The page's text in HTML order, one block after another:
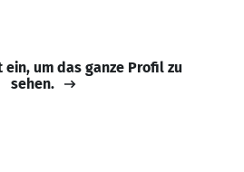
ein, um das ganze Profil zu
sehen.